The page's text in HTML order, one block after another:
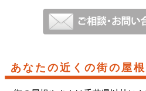
あなたの近くの街の屋